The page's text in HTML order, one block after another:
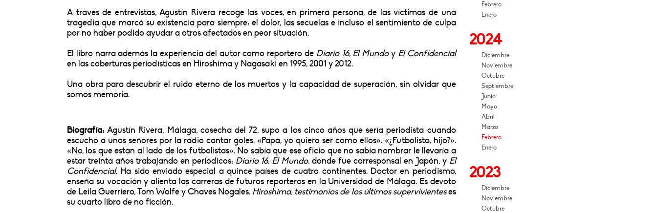
A través de entrevistas, Agustín Rivera recoge las voces, en primera persona, de las víctimas de una
tragedia que marcó su existencia para siempre: el dolor, las secuelas e incluso el sentimiento de culpa
por no haber podido ayudar a otros afectados en peor situación.
El libro narra además la experiencia del autor como reportero de Diario 16, El Mundoy El Confidencial
en las coberturas periodísticas en Hiroshima y Nagasaki en 1995, 2001 y 2012.
Una obra para descubrir el ruido eterno de los muertos y la capacidad de superación, sin olvidar que
somos memoria.
Biografía:Agustín Rivera, Málaga, cosecha del 72, supo a los cinco años que sería periodista cuando
escuchó a unos señores por la radio cantar goles. «Papá, yo quiero ser como ellos». «¿Futbolista, hijo?».
«No, los que están al lado de los futbolistas». No sabía que ese oficio que no sabía nombrar le llevaría a
estar treinta años trabajando en periódicos: Diario 16, El Mundo, donde fue corresponsal en Japón, y El
Confidencial. Ha sido enviado especial a quince países de cuatro continentes. Doctor en periodismo,
enseña su vocación y alienta las carreras de futuros reporteros en la Universidad de Málaga. Es devoto
de Leila Guerriero, Tom Wolfe y Chaves Nogales. Hiroshima, testimonios de los últimos supervivienteses
su cuarto libro de no ficción.
Febrero
Enero
2024
Diciembre
Noviembre
Octubre
Septiembre
Junio
Mayo
Abril
Marzo
Febrero
Enero
2023
Diciembre
Noviembre
Octubre